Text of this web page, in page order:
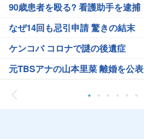
90歳患者を殴る? 看護助手を逮捕
なぜ14回も忌引申請 驚きの結末
ケンコバ コロナで謎の後遺症
元TBSアナの山本里菜 離婚を公表